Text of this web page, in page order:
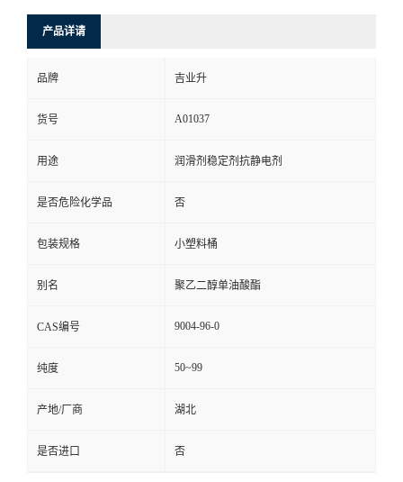
产品详请
品牌 吉业升
货号 A01037
用途 润滑剂稳定剂抗静电剂
是否危险化学品 否
包装规格 小塑料桶
别名 聚乙二醇单油酸酯
CAS编号 9004-96-0
纯度 50~99
产地/厂商 湖北
是否进口 否